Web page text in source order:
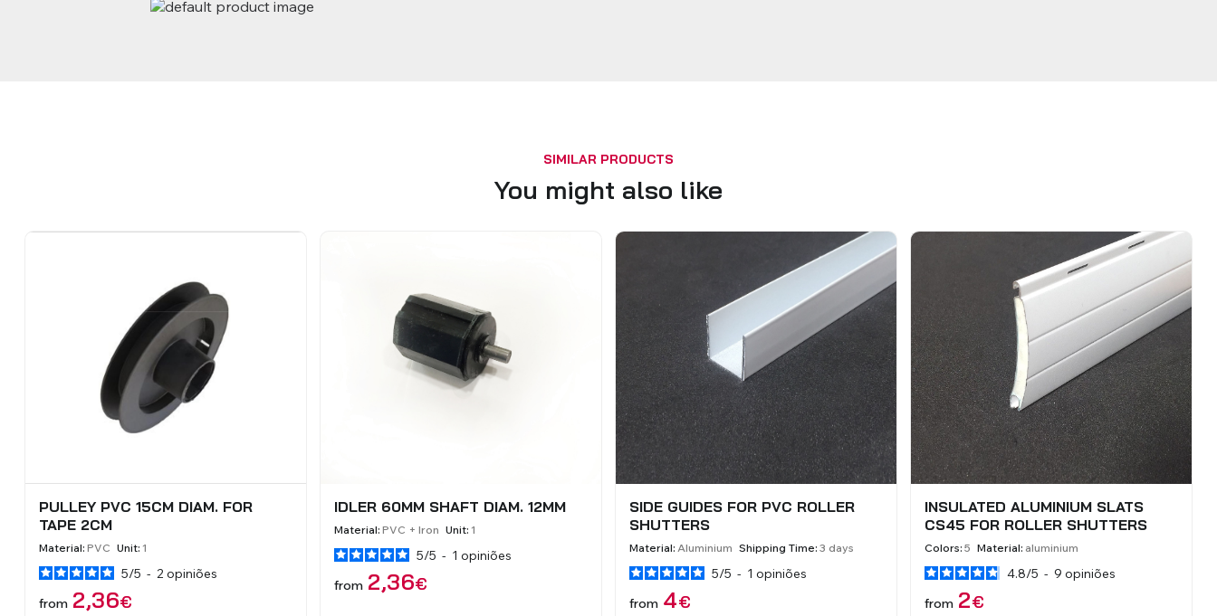
SIMILAR PRODUCTS
You might also like
TAPE GUIDE INOX
Material:Inox
€
3,10
PULLEY PVC 18CM DIAM. FOR
TAPE 2CM
Material: PVC Unit:
2,36
PRUMO CENTRAL DE 80MM PARA
PERSIANAS CS45 E CS40
Colors: 5 Shipping Time:3 dias úteis
from 20
GUIA DE EMBUTIR 16X24 EM
ALUMÍNIO
Shipping Time:3 dias úteis Material:
from €
8